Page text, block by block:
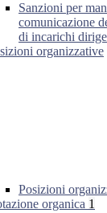
Sanzioni per
comunicazione
di incarichi
organizzative
Posizioni
organica 1